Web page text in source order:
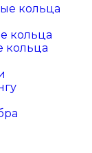
кольца
кольца
кольца